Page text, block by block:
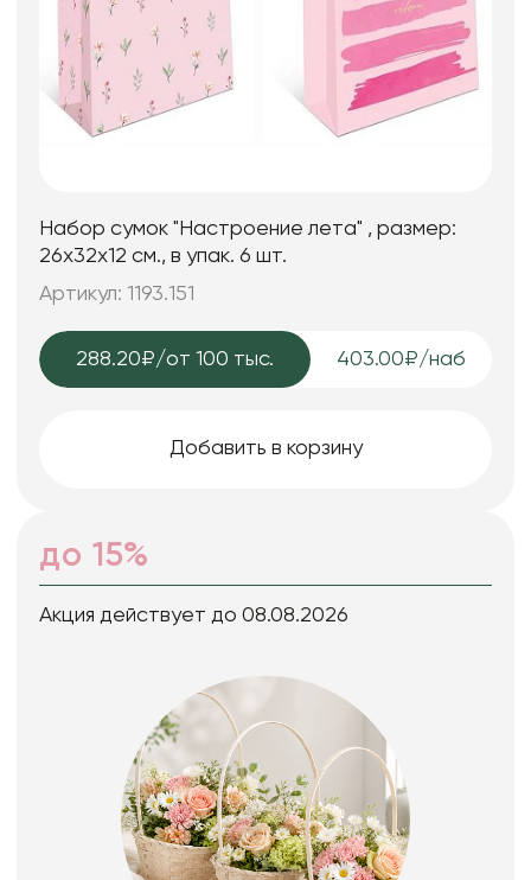
Набор сумок "Настроение лета" , размер:
26х32х12 см., в упак. 6 шт.
Артикул: 1193.151
288.20₽/от 100 тыс. 403.00₽/наб
Добавить в корзину
до 15%
Акция действует до 08.08.2026